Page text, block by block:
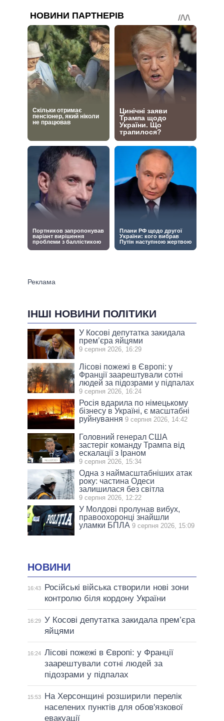
ІНШІ НОВИНИ ПОЛІТИКИ
У Косові депутатка закидала
прем’єра яйцями
9 серпня 2026, 16:29
Лісові пожежі в Європі: у
Франції заарештували сотні
людей за підозрами у підпалах
9 серпня 2026, 16:24
Росія вдарила по німецькому
бізнесу в Україні, є масштабні
руйнування 9 серпня 2026, 14:42
Головний генерал США
застеріг команду Трампа від
ескалації з Іраном
9 серпня 2026, 15:34
Одна з наймасштабніших атак
року: частина Одеси
залишилася без світла
9 серпня 2026, 12:22
У Молдові пролунав вибух,
правоохоронці знайшли
уламки БПЛА 9 серпня 2026, 15:09
НОВИНИ
16:43
Російські війська створили нові зони
контролю біля кордону України
16:29 У Косові депутатка закидала прем’єра
яйцями
16:24 Лісові пожежі в Європі: у Франції
заарештували сотні людей за
підозрами у підпалах
15:53
На Херсонщині розширили перелік
населених пунктів для обов'язкової
евакуації